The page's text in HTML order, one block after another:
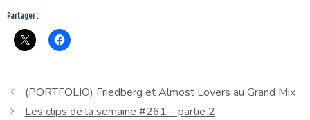
Partager :
(PORTFOLIO) Friedberg et Almost Lovers au Grand Mix
Les clips de la semaine #261 – partie 2